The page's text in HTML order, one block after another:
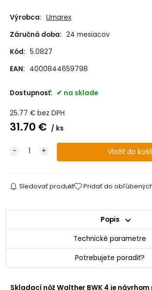
Výrobca: Umarex
Záručná doba: 24 mesiacov
Kód: 5.0827
EAN: 4000844659798
Dostupnosť: na sklade
25.77 € bez DPH
31.70 € ks
Sledovať produkt Pridať do
Popis
Technické parametre
Potrebujete poradiť?
Skladací nôž Walther BWK 4 je návrhom